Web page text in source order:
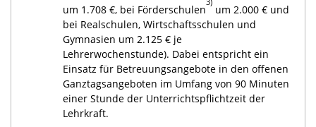
um 1.708 €, bei Förderschulen
3)
um 2.000 € und
bei Realschulen, Wirtschaftsschulen und
Gymnasien um 2.125 € je
Lehrerwochenstunde). Dabei entspricht ein
Einsatz für Betreuungsangebote in den offenen
Ganztagsangeboten im Umfang von 90 Minuten
einer Stunde der Unterrichtspflichtzeit der
Lehrkraft.